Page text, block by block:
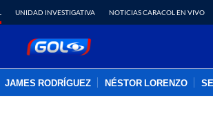
UNIDAD INVESTIGATIVA NOTICIAS CARACOL EN VIVO
JAMES RODRÍGUEZ NÉSTOR LORENZO